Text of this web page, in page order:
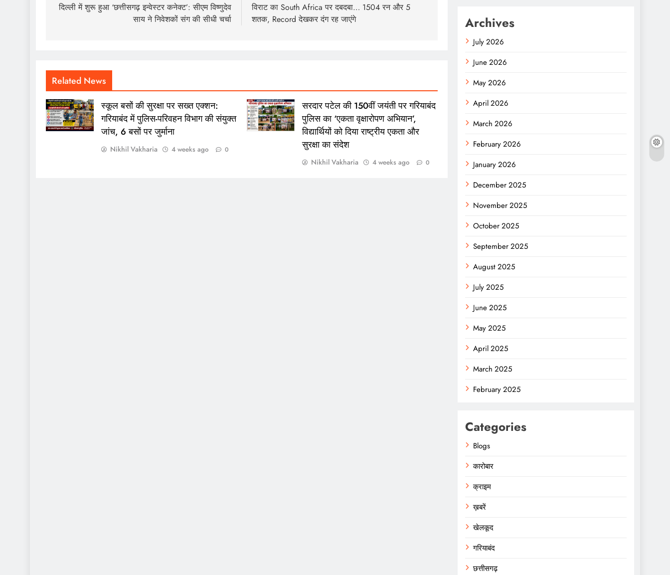
navigation
दिल्ली में शुरू हुआ ‘छत्तीसगढ़ इन्वेस्टर कनेक्ट’: सीएम विष्णुदेव
साय ने निवेशकों संग की सीधी चर्चा
विराट का South Africa पर दबदबा… 1504 रन और 5
शतक, Record देखकर दंग रह जाएंगे
Related News
स्कूल बसों की सुरक्षा पर सख्त एक्शन:
गरियाबंद में पुलिस-परिवहन विभाग की संयुक्त
जांच, 6 बसों पर जुर्माना
Nikhil Vakharia 4 weeks ago 0
सरदार पटेल की 150वीं जयंती पर गरियाबंद
पुलिस का ‘एकता वृक्षारोपण अभियान’,
विद्यार्थियों को दिया राष्ट्रीय एकता और
सुरक्षा का संदेश
Nikhil Vakharia 4 weeks ago 0
Archives
July 2026
June 2026
May 2026
April 2026
March 2026
February 2026
January 2026
December 2025
November 2025
October 2025
September 2025
August 2025
July 2025
June 2025
May 2025
April 2025
March 2025
February 2025
Categories
Blogs
कारोबार
क्राइम
ख़बरें
खेलकूद
गरियाबंद
छत्तीसगढ़